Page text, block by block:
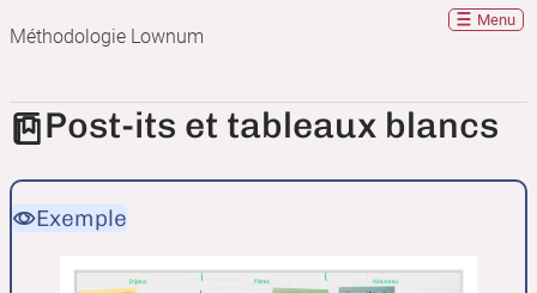
Méthodologie Lownum
Menu
Post-its et tableaux blancs
Exemple